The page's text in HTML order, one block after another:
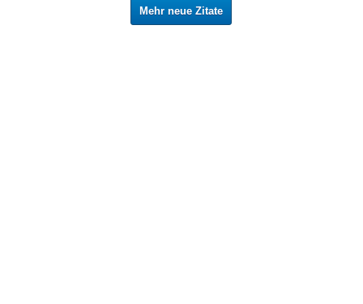
Mehr neue Zitate